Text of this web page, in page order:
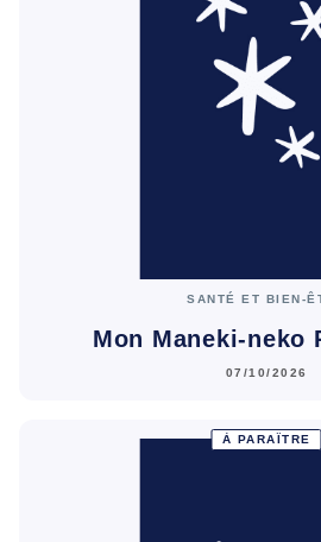
SANTÉ ET BIEN-
Mon Maneki-neko
07/10/2026
À PARAÎTRE